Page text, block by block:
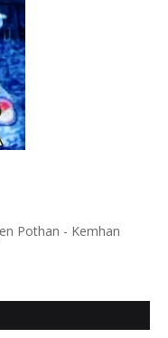
Pothan - Kemhan